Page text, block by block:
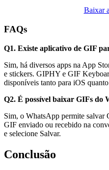
Baixar
FAQs
Q1. Existe aplicativo de GIF
Sim, há diversos apps na App
e stickers. GIPHY e GIF
disponíveis tanto para iOS
Q2. É possível baixar GIFs do
Sim, o WhatsApp permite salvar
GIF enviado ou recebido na
e selecione Salvar.
Conclusão